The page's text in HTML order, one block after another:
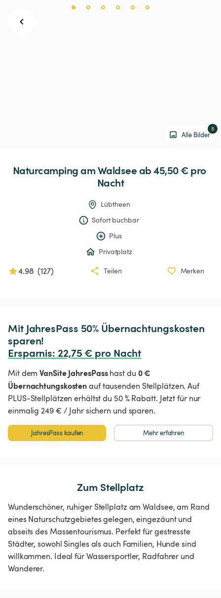
Alle Bilder
8
NaturcampingamWaldsee ab 45,50 € pro
Nacht
Lübtheen
Sofort buchbar
Plus
Privatplatz
4.98 (127) Teilen Merken
Mit JahresPass 50% Übernachtungskosten
Ersparnis: 22,75 € pro Nacht
Mit demVanSite JahresPasshast du 0 €
Übernachtungskostenauf tausenden Stellplätzen. Auf
PLUS-Stellplätzen erhältst du 50 % Rabatt. Jetzt für nur
einmalig 249 € / Jahr sichern und sparen.
JahresPass kaufen Mehr erfahren
Zum Stellplatz
Wunderschöner, ruhiger Stellplatz am Waldsee, am Rand
eines Naturschutzgebietes gelegen, eingezäunt und
abseits des Massentourismus. Perfekt für gestresste
Städter, sowohl Singles als auch Familien, Hunde sind
willkommen. Ideal für Wassersportler, Radfahrer und
Wanderer.